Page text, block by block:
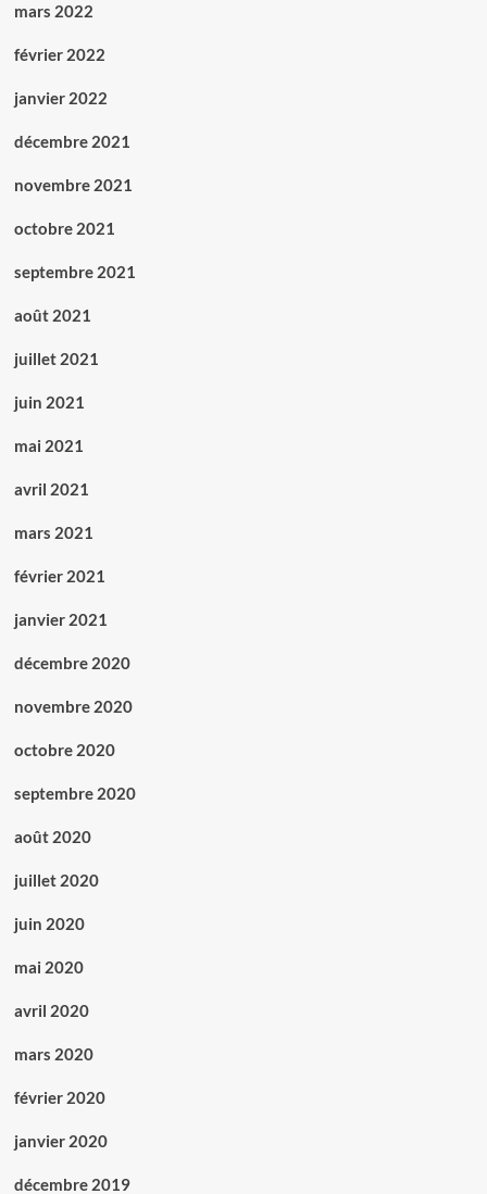
mars 2022
février 2022
janvier 2022
décembre 2021
novembre 2021
octobre 2021
septembre 2021
août 2021
juillet 2021
juin 2021
mai 2021
avril 2021
mars 2021
février 2021
janvier 2021
décembre 2020
novembre 2020
octobre 2020
septembre 2020
août 2020
juillet 2020
juin 2020
mai 2020
avril 2020
mars 2020
février 2020
janvier 2020
décembre 2019